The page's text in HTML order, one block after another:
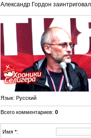
Александр Гордон
Язык: Русский
Всего комментариев: 0
Имя *: